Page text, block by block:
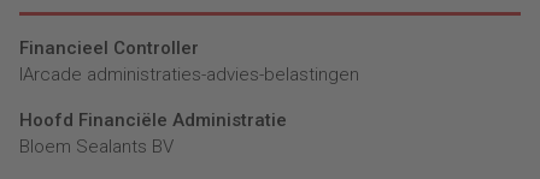
Financieel Controller
lArcade administraties-advies-belastingen
Hoofd Financiële Administratie
Bloem Sealants BV